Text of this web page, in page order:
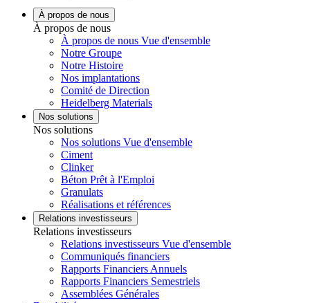
À propos de nous
À propos de nous
À propos de nous Vue d'ensemble
Notre Groupe
Notre Histoire
Nos implantations
Comité de Direction
Heidelberg Materials
Nos solutions
Nos solutions
Nos solutions Vue d'ensemble
Ciment
Clinker
Béton Prêt à l'Emploi
Granulats
Réalisations et références
Relations investisseurs
Relations investisseurs
Relations investisseurs Vue d'ensemble
Communiqués financiers
Rapports Financiers Annuels
Rapports Financiers Semestriels
Assemblées Générales